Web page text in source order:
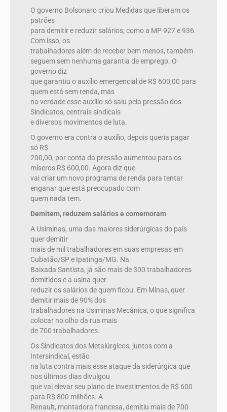
O governo Bolsonaro criou Medidas que liberam os
patrões
para demitir e reduzir salários, como a MP 927 e 936.
Com isso, os
trabalhadores além de receber bem menos, também
seguem sem nenhuma garantia de emprego. O
governo diz
que garantiu o auxílio emergencial de R$ 600,00 para
quem está sem renda, mas
na verdade esse auxílio só saiu pela pressão dos
Sindicatos, centrais sindicais
e diversos movimentos de luta.
O governo era contra o auxílio, depois queria pagar
só R$
200,00, por conta da pressão aumentou para os
míseros R$ 600,00. Agora diz que
vai criar um novo programa de renda para tentar
enganar que está preocupado com
quem nada tem.
Demitem, reduzem salários e comemoram
A Usiminas, uma das maiores siderúrgicas do país
quer demitir
mais de mil trabalhadores em suas empresas em
Cubatão/SP e Ipatinga/MG. Na
Baixada Santista, já são mais de 300 trabalhadores
demitidos e a usina quer
reduzir os salários de quem ficou. Em Minas, quer
demitir mais de 90% dos
trabalhadores na Usiminas Mecânica, o que significa
colocar no olho da rua mais
de 700 trabalhadores.
Os Sindicatos dos Metalúrgicos, juntos com a
Intersindical, estão
na luta contra mais esse ataque da siderúrgica que
nos últimos dias divulgou
que vai elevar seu plano de investimentos de R$ 600
para R$ 800 milhões. A
Renault, montadora francesa, demitiu mais de 700